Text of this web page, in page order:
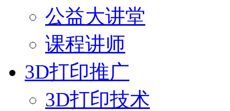
公益大讲堂
课程讲师
3D打印推广
3D打印技术